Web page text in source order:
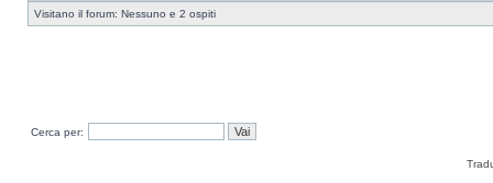
Visitano il forum: Nessuno e 2 ospiti
Cerca per: